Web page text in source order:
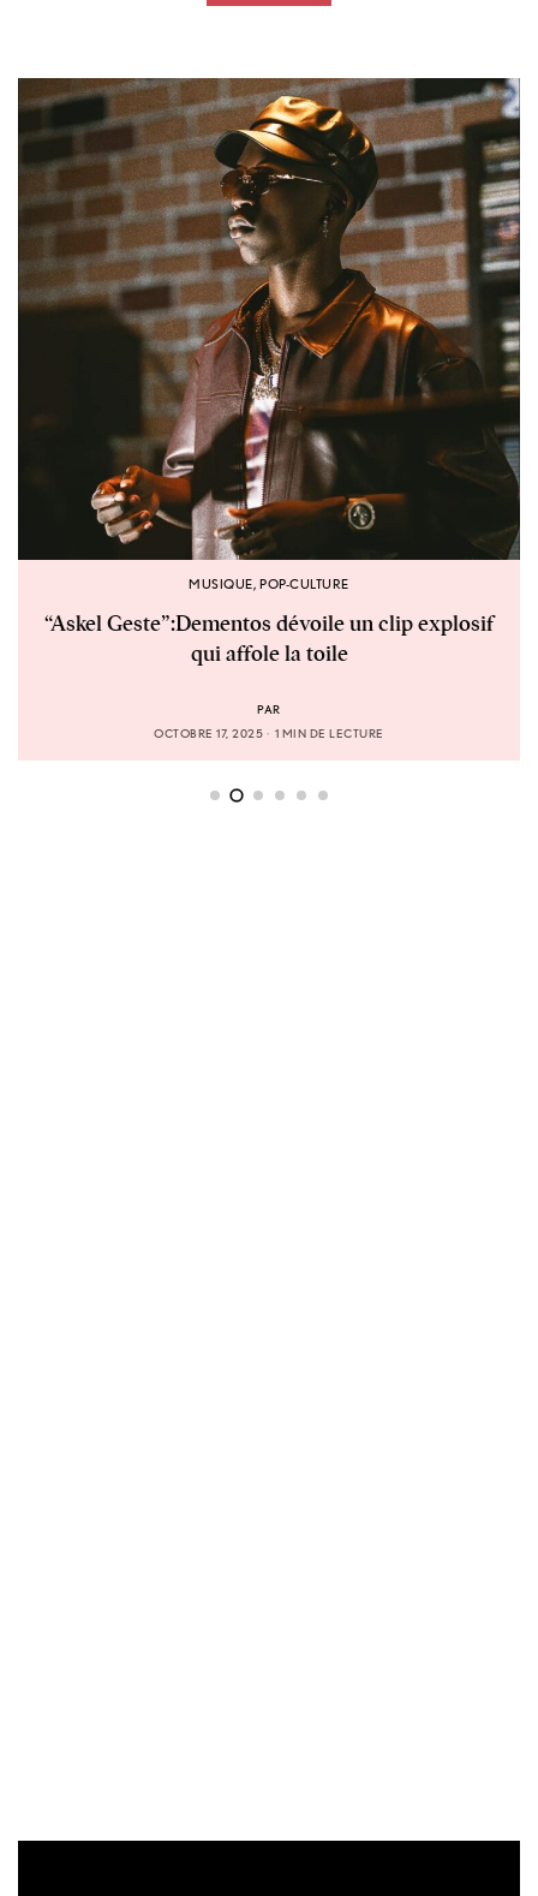
POP-CULTURE
Oye la Bonne Année du Rire 2023 : le
complet disponible sur YouTube
OCTOBRE 3, 2025
1 MIN DE LECTURE